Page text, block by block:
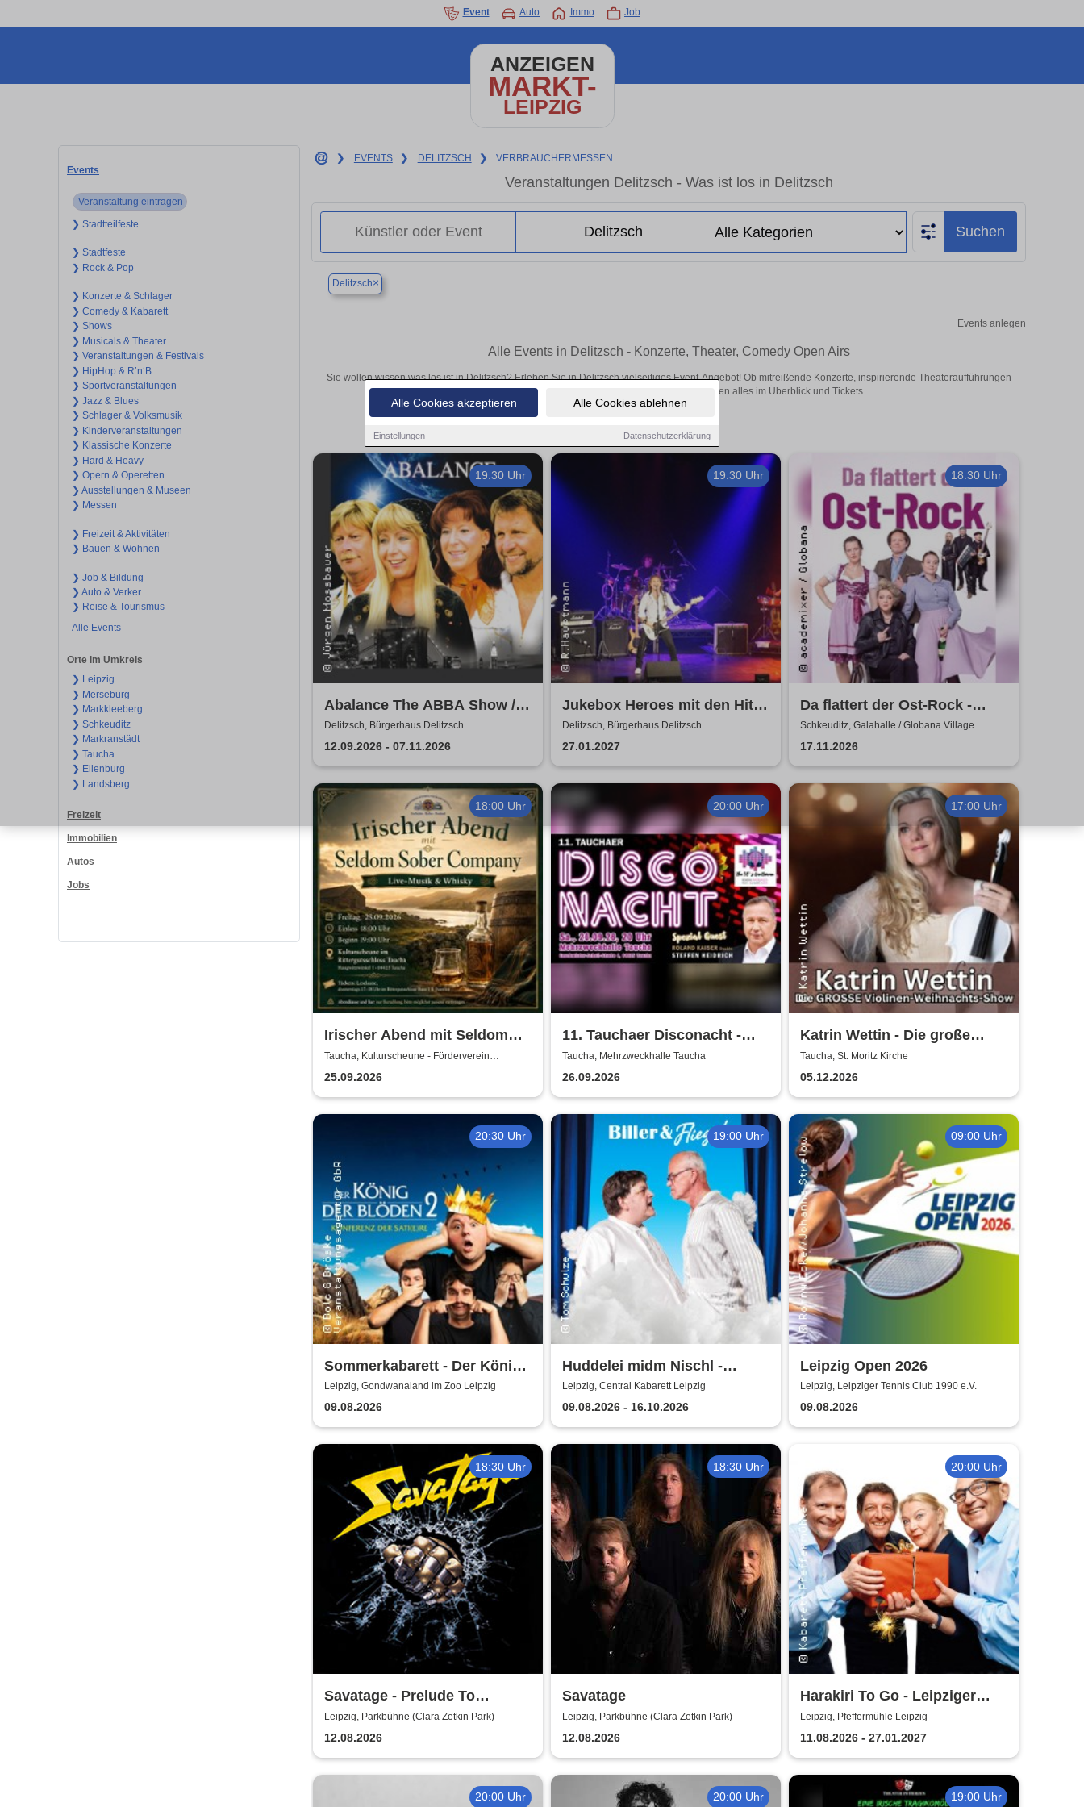
Alle Cookies akzeptieren Alle Cookies ablehnen
Einstellungen Datenschutzerklärung
Event Auto Immo Job
ANZEIGEN
MARKT-
LEIPZIG
Events
Veranstaltung eintragen
❯ Stadtteilfeste
❯ Stadtfeste
❯ Rock & Pop
❯ Konzerte & Schlager
❯ Comedy & Kabarett
❯ Shows
❯ Musicals & Theater
❯ Veranstaltungen & Festivals
❯ HipHop & R’n‘B
❯ Sportveranstaltungen
❯ Jazz & Blues
❯ Schlager & Volksmusik
❯ Kinderveranstaltungen
❯ Klassische Konzerte
❯ Hard & Heavy
❯ Opern & Operetten
❯ Ausstellungen & Museen
❯ Messen
❯ Freizeit & Aktivitäten
❯ Bauen & Wohnen
❯ Job & Bildung
❯ Auto & Verker
❯ Reise & Tourismus
Alle Events
Orte im Umkreis
❯ Leipzig
❯ Merseburg
❯ Markkleeberg
❯ Schkeuditz
❯ Markranstädt
❯ Taucha
❯ Eilenburg
❯ Landsberg
Freizeit
Immobilien
Autos
Jobs
❯ EVENTS ❯ DELITZSCH ❯ VERBRAUCHERMESSEN
Veranstaltungen Delitzsch - Was ist los in Delitzsch
Suchen
Delitzsch×
Events anlegen
Alle Events in Delitzsch - Konzerte, Theater, Comedy Open Airs
Sie wollen wissen was los ist in Delitzsch? Erleben Sie in Delitzsch vielseitiges Event-Angebot! Ob mitreißende Konzerte, inspirierende Theateraufführungen
oder aufregende Veranstaltungen in Delitzsch – hier finden alles im Überblick und Tickets.
19:30 Uhr
Abalance The ABBA Show /
Revival Show - a tribute to
ABBA
Delitzsch, Bürgerhaus Delitzsch
12.09.2026 - 07.11.2026
19:30 Uhr
Jukebox Heroes mit den Hits
von Sweet, Slade u.v.a. - 2027
Delitzsch, Bürgerhaus Delitzsch
27.01.2027
18:30 Uhr
Da flattert der Ost-Rock -
H.Blank, A. Geißler, R.
Köbernick
Schkeuditz, Galahalle / Globana Village
17.11.2026
18:00 Uhr
Irischer Abend mit Seldom
Sober Company | Live-Musik
& Whisky in der
Kulturscheune Taucha
Taucha, Kulturscheune - Förderverein
25.09.2026
20:00 Uhr
11. Tauchaer Disconacht -
Herbstedition
Taucha, Mehrzweckhalle Taucha
26.09.2026
17:00 Uhr
Katrin Wettin - Die große
Violinen-Weihnachts-Show
Taucha, St. Moritz Kirche
05.12.2026
20:30 Uhr
Sommerkabarett - Der König
der Blöden 2 | Central
Kabarett Leipzig
Leipzig, Gondwanaland im Zoo Leipzig
09.08.2026
19:00 Uhr
Huddelei midm Nischl -
Central Kabarett Leipzig
Leipzig, Central Kabarett Leipzig
09.08.2026 - 16.10.2026
09:00 Uhr
Leipzig Open 2026
Leipzig, Leipziger Tennis Club 1990 e.V.
09.08.2026
18:30 Uhr
Savatage - Prelude To
Madness - Summer Tour 2026
Leipzig, Parkbühne (Clara Zetkin Park)
12.08.2026
18:30 Uhr
Savatage
Leipzig, Parkbühne (Clara Zetkin Park)
12.08.2026
20:00 Uhr
Harakiri To Go - Leipziger
Pfeffermühle
Leipzig, Pfeffermühle Leipzig
11.08.2026 - 27.01.2027
20:00 Uhr 20:00 Uhr 19:00 Uhr